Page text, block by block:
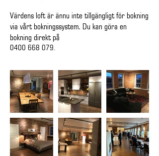
Värdens loft är ännu inte tillgängligt för bokning
via vårt bokningssystem. Du kan göra en
bokning direkt på
0400 668 079.